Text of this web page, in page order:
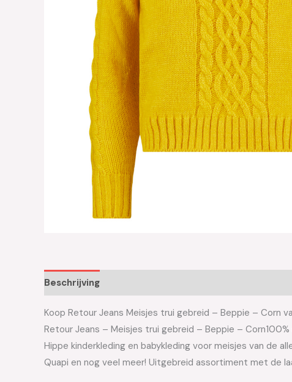
Beschrijving
Koop Retour Jeans Meisjes trui gebreid – Beppie – Corn
Retour Jeans – Meisjes trui gebreid – Beppie – Corn100%
Hippe kinderkleding en babykleding voor meisjes van de
Quapi en nog veel meer! Uitgebreid assortiment met de